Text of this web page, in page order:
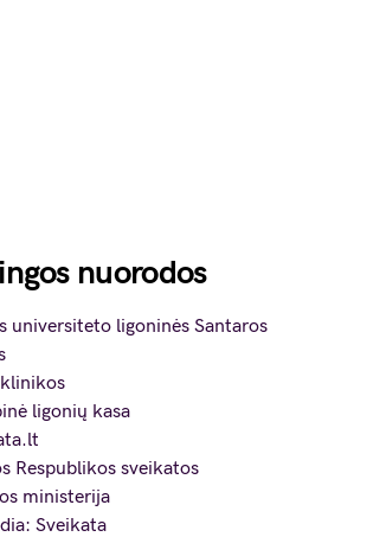
nuorodos
universiteto ligoninės Santaros
ligonių kasa
Respublikos sveikatos
ministerija
Sveikata